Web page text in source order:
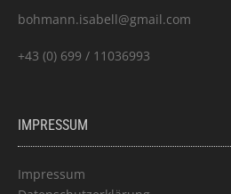
bohmann.isabell@gmail.com
+43 (0) 699 / 11036993
IMPRESSUM
Impressum